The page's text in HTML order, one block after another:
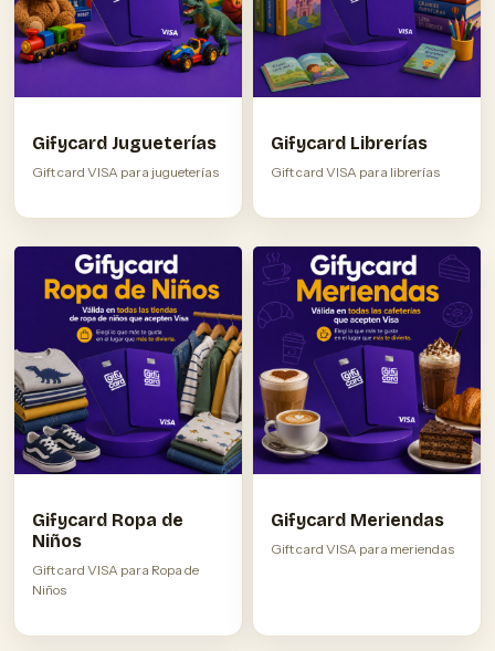
Gifycard Jugueterías
Gift card VISA para jugueterías
Gifycard Librerías
Gift card VISA para librerías
Gifycard Ropa de
Niños
Gift card VISA para Ropa de
Niños
Gifycard Meriendas
Gift card VISA para meriendas